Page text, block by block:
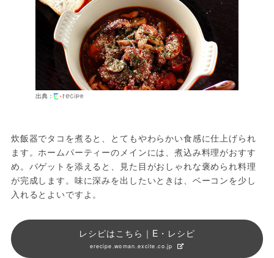
出典：
炊飯器でタコを煮ると、とてもやわらかい食感に仕上げられ
ます。ホームパーティーのメインには、煮込み料理がおすす
め。バゲットを添えると、見た目がおしゃれな褒められ料理
が完成します。味に深みを出したいときは、ベーコンを少し
入れるとよいですよ。
レシピはこちら｜E・レシピ
erecipe.woman.excite.co.jp